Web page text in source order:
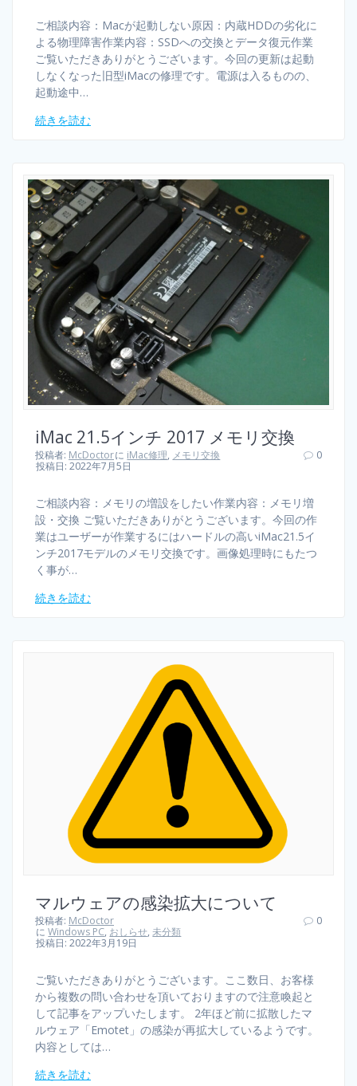
ご相談内容：Macが起動しない原因：内蔵HDDの劣化に
よる物理障害作業内容：SSDへの交換とデータ復元作業
ご覧いただきありがとうございます。今回の更新は起動
しなくなった旧型iMacの修理です。電源は入るものの、
起動途中…
続きを読む
iMac 21.5インチ 2017 メモリ交換
投稿者: McDoctorに iMac修理, メモリ交換
投稿日: 2022年7月5日
0
ご相談内容：メモリの増設をしたい作業内容：メモリ増
設・交換 ご覧いただきありがとうございます。今回の作
業はユーザーが作業するにはハードルの高いiMac21.5イ
ンチ2017モデルのメモリ交換です。画像処理時にもたつ
く事が…
続きを読む
マルウェアの感染拡大について
投稿者: McDoctor
にWindows PC, おしらせ,未分類
投稿日: 2022年3月19日
0
ご覧いただきありがとうございます。ここ数日、お客様
から複数の問い合わせを頂いておりますので注意喚起と
して記事をアップいたします。 2年ほど前に拡散したマ
ルウェア「Emotet」の感染が再拡大しているようです。
内容としては…
続きを読む